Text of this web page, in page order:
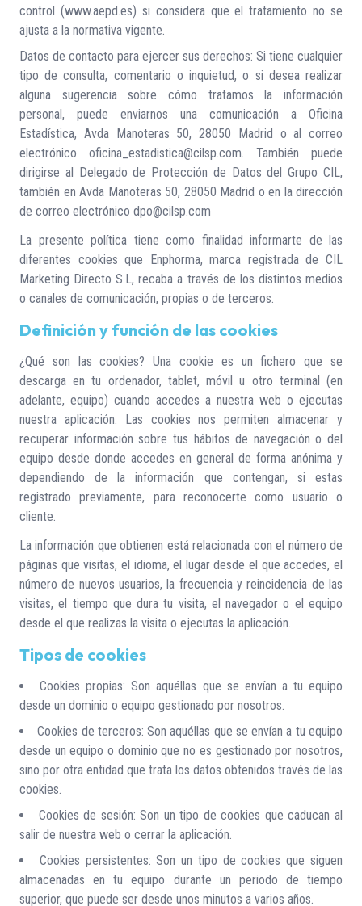
control (www.aepd.es) si considera que el tratamiento no se
ajusta a la normativa vigente.
Datos de contacto para ejercer sus derechos: Si tiene cualquier
tipo de consulta, comentario o inquietud, o si desea realizar
alguna sugerencia sobre cómo tratamos la información
personal, puede enviarnos una comunicación a Oficina
Estadística, Avda Manoteras 50, 28050 Madrid o al correo
electrónico oficina_estadistica@cilsp.com. También puede
dirigirse al Delegado de Protección de Datos del Grupo CIL,
también en Avda Manoteras 50, 28050 Madrid o en la dirección
de correo electrónico dpo@cilsp.com
La presente política tiene como finalidad informarte de las
diferentes cookies que Enphorma, marca registrada de CIL
Marketing Directo S.L, recaba a través de los distintos medios
o canales de comunicación, propias o de terceros.
Definición y función de las cookies
¿Qué son las cookies? Una cookie es un fichero que se
descarga en tu ordenador, tablet, móvil u otro terminal (en
adelante, equipo) cuando accedes a nuestra web o ejecutas
nuestra aplicación. Las cookies nos permiten almacenar y
recuperar información sobre tus hábitos de navegación o del
equipo desde donde accedes en general de forma anónima y
dependiendo de la información que contengan, si estas
registrado previamente, para reconocerte como usuario o
cliente.
La información que obtienen está relacionada con el número de
páginas que visitas, el idioma, el lugar desde el que accedes, el
número de nuevos usuarios, la frecuencia y reincidencia de las
visitas, el tiempo que dura tu visita, el navegador o el equipo
desde el que realizas la visita o ejecutas la aplicación.
Tipos de cookies
Cookies propias: Son aquéllas que se envían a tu equipo
desde un dominio o equipo gestionado por nosotros.
Cookies de terceros: Son aquéllas que se envían a tu equipo
desde un equipo o dominio que no es gestionado por nosotros,
sino por otra entidad que trata los datos obtenidos través de las
cookies.
Cookies de sesión: Son un tipo de cookies que caducan al
salir de nuestra web o cerrar la aplicación.
Cookies persistentes: Son un tipo de cookies que siguen
almacenadas en tu equipo durante un periodo de tiempo
superior, que puede ser desde unos minutos a varios años.